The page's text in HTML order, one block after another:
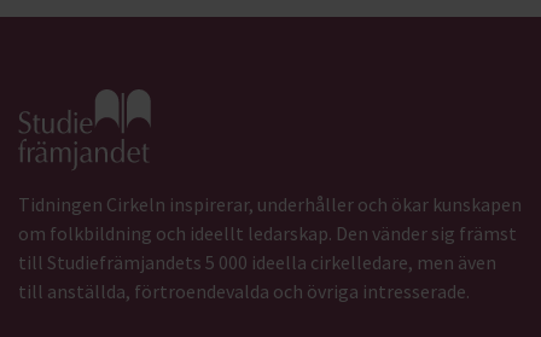
Gå till studiefrämjandets startsida
Tidningen Cirkeln inspirerar, underhåller och ökar kunskapen
om folkbildning och ideellt ledarskap. Den vänder sig främst
till Studiefrämjandets 5 000 ideella cirkelledare, men även
till anställda, förtroendevalda och övriga intresserade.